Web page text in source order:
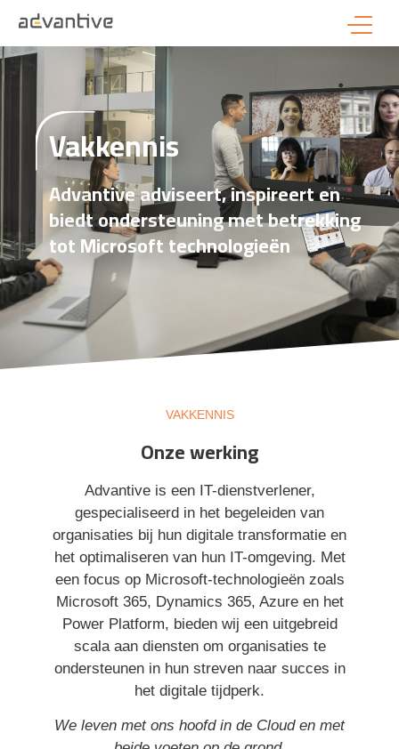
Vakkennis
Advantive adviseert, inspireert en
biedt ondersteuning met betrekking
tot Microsoft technologieën
VAKKENNIS
Onze werking
Advantive is een IT-dienstverlener,
gespecialiseerd in het begeleiden van
organisaties bij hun digitale transformatie en
het optimaliseren van hun IT-omgeving. Met
een focus op Microsoft-technologieën zoals
Microsoft 365, Dynamics 365, Azure en het
Power Platform, bieden wij een uitgebreid
scala aan diensten om organisaties te
ondersteunen in hun streven naar succes in
het digitale tijdperk.
We leven met ons hoofd in de Cloud en met